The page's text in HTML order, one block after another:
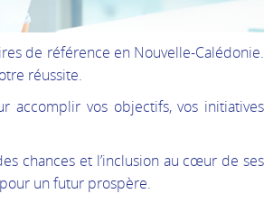
de référence en Nouvelle-Calédonie.
réussite.
accomplir vos objectifs, vos initiatives
chances et l’inclusion au cœur de ses
un futur prospère.